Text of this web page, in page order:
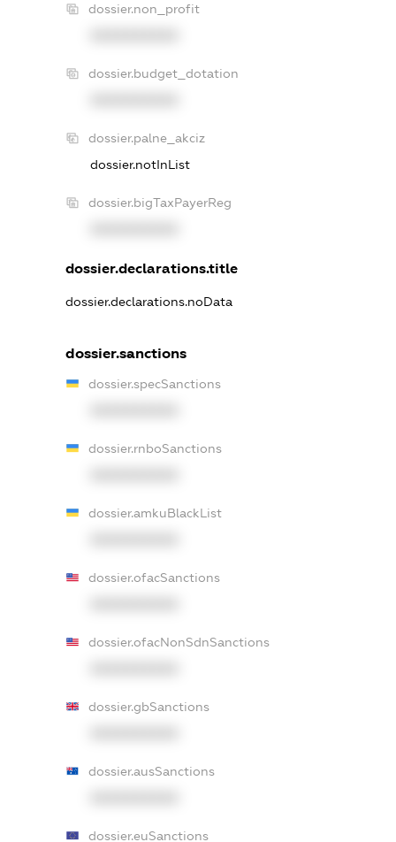
dossier.non_profit
dossier.budget_dotation
dossier.palne_akciz
dossier.notInList
dossier.bigTaxPayerReg
dossier.declarations.title
dossier.declarations.noData
dossier.sanctions
dossier.specSanctions
dossier.rnboSanctions
dossier.amkuBlackList
dossier.ofacSanctions
dossier.ofacNonSdnSanctions
dossier.gbSanctions
dossier.ausSanctions
dossier.euSanctions